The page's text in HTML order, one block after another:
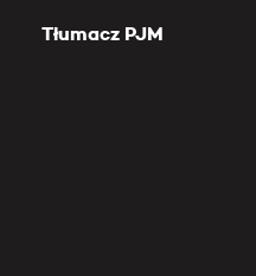
Tłumacz PJM